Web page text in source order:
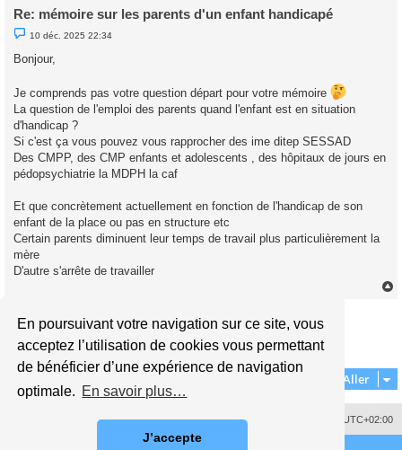
En poursuivant votre navigation sur ce site, vous
acceptez l’utilisation de cookies vous permettant
de bénéficier d’une expérience de navigation
optimale. En savoir plus…
J’accepte
Re: mémoire sur les parents d'un enfant handicapé
M
e
s
e
n
n
10 déc. 2025 22:34
Bonjour,
Je comprends pas votre question départ pour votre mémoire
La question de l'emploi des parents quand l'enfant est en situation
d'handicap ?
Si c'est ça vous pouvez vous rapprocher des ime ditep SESSAD
Des CMPP, des CMP enfants et adolescents , des hôpitaux de jours en
pédopsychiatrie la MDPH la caf
Et que concrètement actuellement en fonction de l'handicap de son
enfant de la place ou pas en structure etc
Certain parents diminuent leur temps de travail plus particulièrement la
mère
D'autre s'arrête de travailler
48 messages Précédent
1 2 3 4 5
Aller
UTC+02:00
Supprimer les cookies